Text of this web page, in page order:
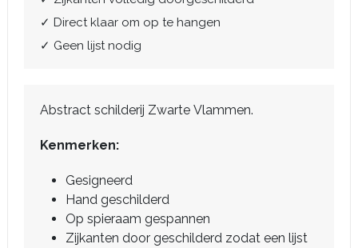
✓ Direct klaar om op te hangen
✓ Geen lijst nodig
Abstract schilderij Zwarte Vlammen.
Kenmerken:
Gesigneerd
Hand geschilderd
Op spieraam gespannen
Zijkanten door geschilderd zodat een lijst